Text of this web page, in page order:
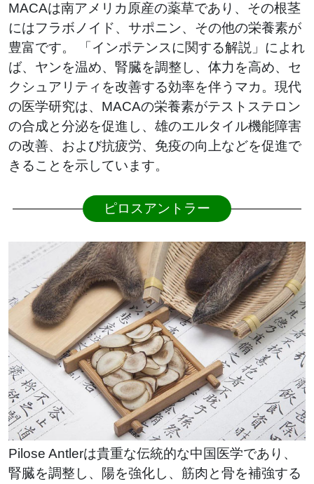
MACAは南アメリカ原産の薬草であり、その根茎
にはフラボノイド、サポニン、その他の栄養素が
豊富です。 「インポテンスに関する解説」によれ
ば、ヤンを温め、腎臓を調整し、体力を高め、セ
クシュアリティを改善する効率を伴うマカ。現代
の医学研究は、MACAの栄養素がテストステロン
の合成と分泌を促進し、雄のエルタイル機能障害
の改善、および抗疲労、免疫の向上などを促進で
きることを示しています。
ピロスアントラー
Pilose Antlerは貴重な伝統的な中国医学であり、
腎臓を調整し、陽を強化し、筋肉と骨を補強する